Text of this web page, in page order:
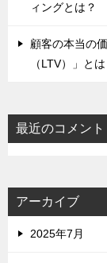
ィングとは？
顧客の本当の
（LTV）」とは
最近のコメント
アーカイブ
2025年7月